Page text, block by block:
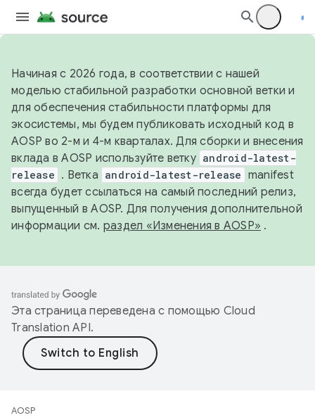
Начиная с 2026 года, в соответствии с нашей
моделью стабильной разработки основной ветки и
для обеспечения стабильности платформы для
экосистемы, мы будем публиковать исходный код в
AOSP во 2-м и 4-м кварталах. Для сборки и внесения
вклада в AOSP используйте ветку android-latest-
release . Ветка android-latest-release manifest
всегда будет ссылаться на самый последний релиз,
выпущенный в AOSP. Для получения дополнительной
информации см. раздел «Изменения в AOSP» .
Эта страница переведена с помощью Cloud
Translation API.
AOSP